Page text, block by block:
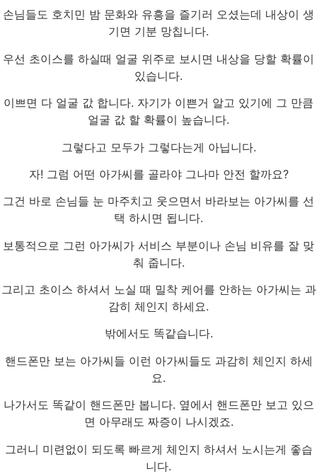
손님들도 호치민 밤 문화와 유흥을 즐기러 오셨는데 내상이 생
기면 기분 망칩니다.
우선 초이스를 하실때 얼굴 위주로 보시면 내상을 당할 확률이
있습니다.
이쁘면 다 얼굴 값 합니다. 자기가 이쁜거 알고 있기에 그 만큼
얼굴 값 할 확률이 높습니다.
그렇다고 모두가 그렇다는게 아닙니다.
자! 그럼 어떤 아가씨를 골라야 그나마 안전 할까요?
그건 바로 손님들 눈 마주치고 웃으면서 바라보는 아가씨를 선
택 하시면 됩니다.
보통적으로 그런 아가씨가 서비스 부분이나 손님 비유를 잘 맞
춰 줍니다.
그리고 초이스 하셔서 노실 때 밀착 케어를 안하는 아가씨는 과
감히 체인지 하세요.
밖에서도 똑같습니다.
핸드폰만 보는 아가씨들 이런 아가씨들도 과감히 체인지 하세
요.
나가서도 똑같이 핸드폰만 봅니다. 옆에서 핸드폰만 보고 있으
면 아무래도 짜증이 나시겠죠.
그러니 미련없이 되도록 빠르게 체인지 하셔서 노시는게 좋습
니다.